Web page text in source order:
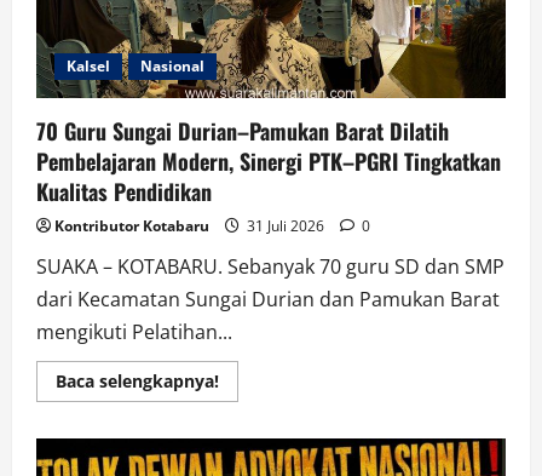
Kalsel Nasional
70 Guru Sungai Durian–Pamukan Barat Dilatih
Pembelajaran Modern, Sinergi PTK–PGRI Tingkatkan
Kualitas Pendidikan
Kontributor Kotabaru 31 Juli 2026 0
SUAKA – KOTABARU. Sebanyak 70 guru SD dan SMP
dari Kecamatan Sungai Durian dan Pamukan Barat
mengikuti Pelatihan...
Baca selengkapnya!Read
more
Guru
Sungai